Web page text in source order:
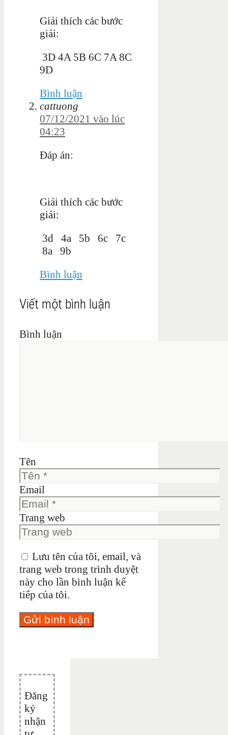
Giải thích các bước
giải:
3D 4A 5B 6C 7A 8C
9D
Bình luận
cattuong
07/12/2021 vào lúc
04:23
Đáp án:
Giải thích các bước
giải:
3d 4a 5b 6c 7c
8a 9b
Bình luận
Viết một bình luận
Bình luận
Tên
Email
Trang web
Lưu tên của tôi, email, và
trang web trong trình duyệt
này cho lần bình luận kế
tiếp của tôi.
Đăng
ký
nhận